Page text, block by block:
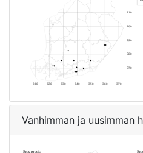
Vanhimman ja uusimman